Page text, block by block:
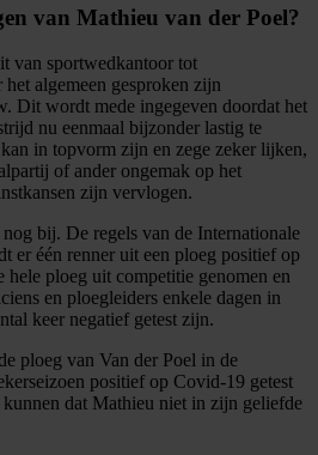
van Mathieu van der Poel?
van sportwedkantoor tot
algemeen gesproken zijn
Dit wordt mede ingegeven doordat het
nu eenmaal bijzonder lastig te
in topvorm zijn en zege zeker lijken,
of ander ongemak op het
zijn vervlogen.
bij. De regels van de Internationale
er één renner uit een ploeg positief op
hele ploeg uit competitie genomen en
en ploegleiders enkele dagen in
keer negatief getest zijn.
ploeg van Van der Poel in de
positief op Covid-19 getest
dat Mathieu niet in zijn geliefde